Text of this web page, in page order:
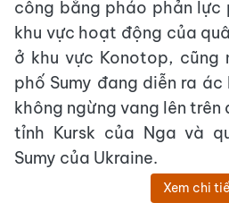
công bằng pháo phản
khu vực hoạt động của
ở khu vực Konotop, cũng
phố Sumy đang diễn ra
không ngừng vang lên
tỉnh Kursk của Nga và
Sumy của Ukraine.
Xem chi